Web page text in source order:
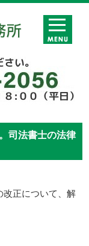
司法書士の法律
改正について、解